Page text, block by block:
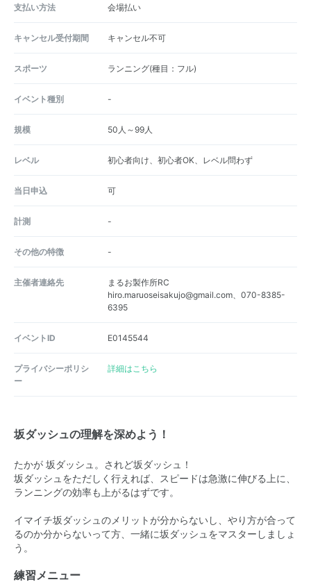
支払い方法 会場払い
キャンセル受付期間 キャンセル不可
スポーツ ランニング(種目：フル)
イベント種別 -
規模 50人～99人
レベル 初心者向け、初心者OK、レベル問わず
当日申込 可
計測 -
その他の特徴 -
主催者連絡先
まるお製作所RC
hiro.maruoseisakujo@gmail.com、070-8385-
6395
イベントID E0145544
プライバシーポリシ
ー
詳細はこちら
坂ダッシュの理解を深めよう！
たかが 坂ダッシュ。されど坂ダッシュ！
坂ダッシュをただしく行えれば、スピードは急激に伸びる上に、
ランニングの効率も上がるはずです。
イマイチ坂ダッシュのメリットが分からないし、やり方が合って
るのか分からないって方、一緒に坂ダッシュをマスターしましょ
う。
練習メニュー